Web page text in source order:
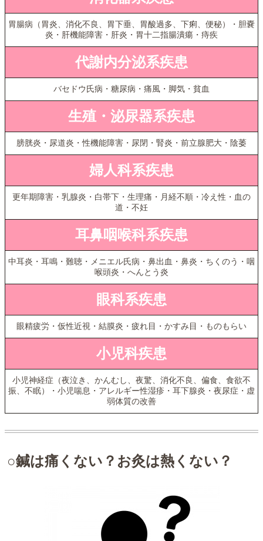
胃腸病（胃炎、消化不良、胃下垂、胃酸過多、下痢、便秘）・胆嚢
炎・肝機能障害・肝炎・胃十二指腸潰瘍・痔疾
代謝内分泌系疾患
バセドウ氏病・糖尿病・痛風・脚気・貧血
生殖・泌尿器系疾患
膀胱炎・尿道炎・性機能障害・尿閉・腎炎・前立腺肥大・陰萎
婦人科系疾患
更年期障害・乳腺炎・白帯下・生理痛・月経不順・冷え性・血の
道・不妊
耳鼻咽喉科系疾患
中耳炎・耳鳴・難聴・メニエル氏病・鼻出血・鼻炎・ちくのう・咽
喉頭炎・へんとう炎
眼科系疾患
眼精疲労・仮性近視・結膜炎・疲れ目・かすみ目・ものもらい
小児科疾患
小児神経症（夜泣き、かんむし、夜驚、消化不良、偏食、食欲不
振、不眠）・小児喘息・アレルギー性湿疹・耳下腺炎・夜尿症・虚
弱体質の改善
○鍼は痛くない？お灸は熱くない？